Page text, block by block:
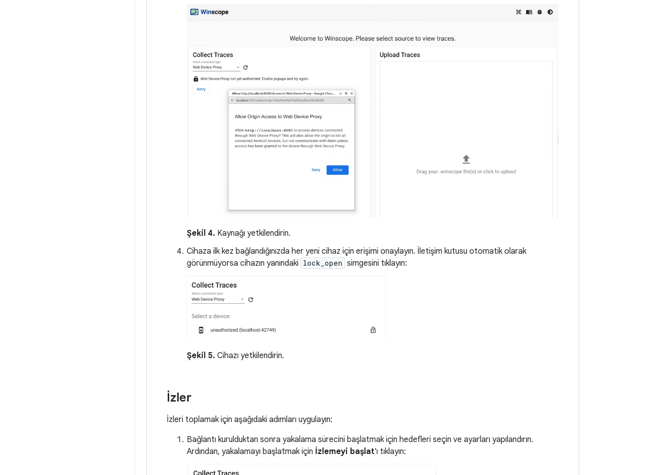
Şekil 4. Kaynağı yetkilendirin.
Cihaza ilk kez bağlandığınızda her yeni cihaz için erişimi onaylayın. İletişim kutusu otomatik olarak
görünmüyorsa cihazın yanındaki lock_open simgesini tıklayın:
Şekil 5. Cihazı yetkilendirin.
İzler
İzleri toplamak için aşağıdaki adımları uygulayın:
Bağlantı kurulduktan sonra yakalama sürecini başlatmak için hedefleri seçin ve ayarları yapılandırın.
Ardından, yakalamayı başlatmak için İzlemeyi başlat'ı tıklayın: